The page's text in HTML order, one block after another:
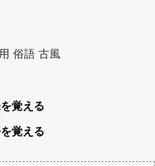
俗語 古風
覚える
覚える